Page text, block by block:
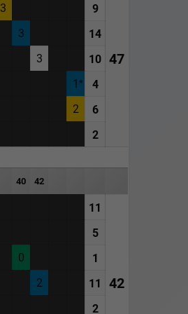
47
3
9
3
14
3
10
1
4
2
6
2
40 42
11
42
5
0
1
2
11
2